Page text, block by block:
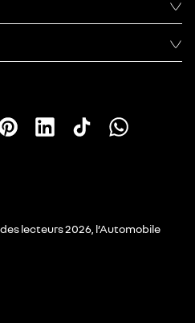
lecteurs 2026, l’Automobile